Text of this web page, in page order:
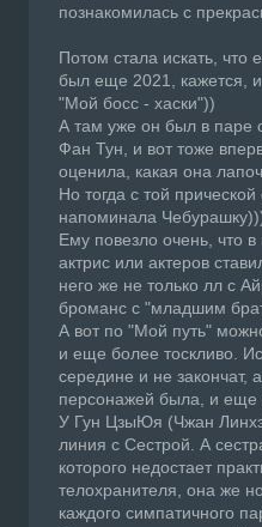
познакомилась с
Потом стала искать, что
был еще 2021, кажется,
"Мой босс - хаски"))
А там уже он был в
Фан Тун, и вот тоже
оценила, какая она
Но тогда с той
напоминала
Ему повезло очень, что в
актрис или актеров
него же не только лл с
броманс с "младшим
А вот по "Мой путь"
и еще более тоскливо.
середине и не закончат,
персонажей была, и еще
У Гун ЦзыЮя (Чжан
линия с Сестрой. А
которого недостает
телохранителя, она же
каждого симпатичного